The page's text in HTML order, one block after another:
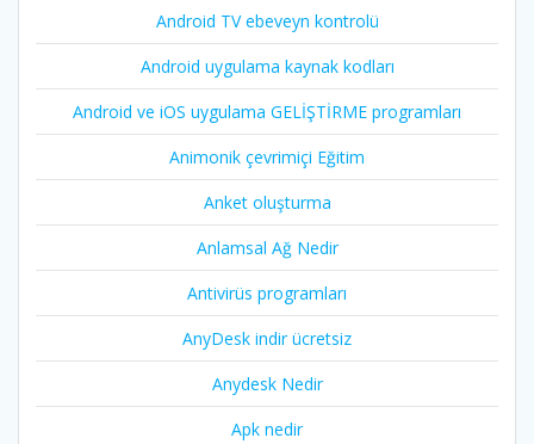
Android TV ebeveyn kontrolü
Android uygulama kaynak kodları
Android ve iOS uygulama GELİŞTİRME programları
Animonik çevrimiçi Eğitim
Anket oluşturma
Anlamsal Ağ Nedir
Antivirüs programları
AnyDesk indir ücretsiz
Anydesk Nedir
Apk nedir